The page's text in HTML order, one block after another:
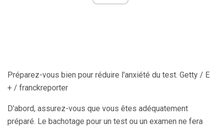
Préparez-vous bien pour réduire l'anxiété du test. Getty / E
+ / franckreporter
D'abord, assurez-vous que vous êtes adéquatement
préparé. Le bachotage pour un test ou un examen ne fera